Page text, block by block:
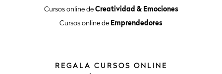
Cursos online de Creatividad & Emociones
Cursos online de Emprendedores
REGALA CURSOS ONLINE